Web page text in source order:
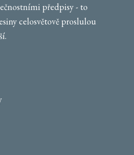
předpisy - to
celosvětově proslulou